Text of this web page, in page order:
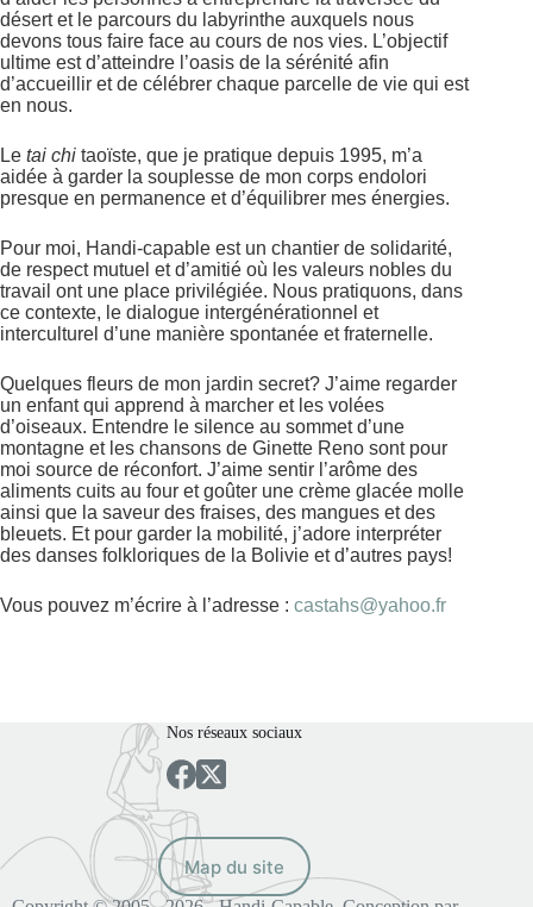
désert et le parcours du labyrinthe auxquels nous
devons tous faire face au cours de nos vies. L’objectif
ultime est d’atteindre l’oasis de la sérénité afin
d’accueillir et de célébrer chaque parcelle de vie qui est
en nous.
Le tai chi taoïste, que je pratique depuis 1995, m’a
aidée à garder la souplesse de mon corps endolori
presque en permanence et d’équilibrer mes énergies.
Pour moi, Handi-capable est un chantier de solidarité,
de respect mutuel et d’amitié où les valeurs nobles du
travail ont une place privilégiée. Nous pratiquons, dans
ce contexte, le dialogue intergénérationnel et
interculturel d’une manière spontanée et fraternelle.
Quelques fleurs de mon jardin secret? J’aime regarder
un enfant qui apprend à marcher et les volées
d’oiseaux. Entendre le silence au sommet d’une
montagne et les chansons de Ginette Reno sont pour
moi source de réconfort. J’aime sentir l’arôme des
aliments cuits au four et goûter une crème glacée molle
ainsi que la saveur des fraises, des mangues et des
bleuets. Et pour garder la mobilité, j’adore interpréter
des danses folkloriques de la Bolivie et d’autres pays!
Vous pouvez m’écrire à l’adresse : castahs@yahoo.fr
Nos réseaux sociaux
Map du site